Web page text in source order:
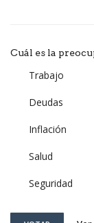
Cuál es la
Trabajo
Deudas
Inflación
Salud
Seguridad